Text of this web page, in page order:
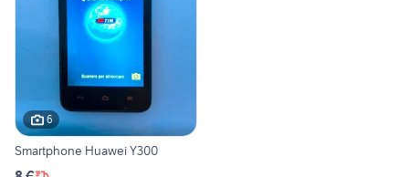
6
Smartphone Huawei Y300